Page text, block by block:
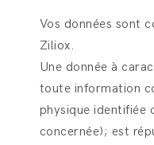
Vos données sont
Ziliox.
Une donnée à
toute information
physique identifiée
concernée); est